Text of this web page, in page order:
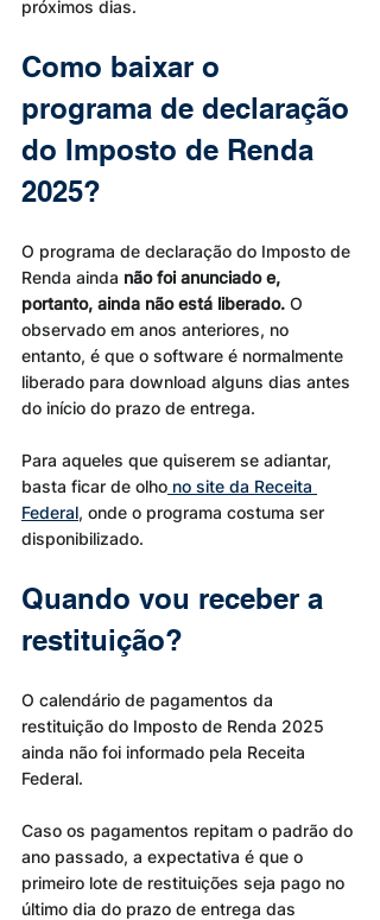
próximos dias.
Como baixar o
programa de declaração
do Imposto de Renda
2025?
O programa de declaração do Imposto de
Renda ainda não foi anunciado e,
portanto, ainda não está liberado. O
observado em anos anteriores, no
entanto, é que o software é normalmente
liberado para download alguns dias antes
do início do prazo de entrega.
Para aqueles que quiserem se adiantar,
basta ficar de olho no site da Receita
Federal, onde o programa costuma ser
disponibilizado.
Quando vou receber a
restituição?
O calendário de pagamentos da
restituição do Imposto de Renda 2025
ainda não foi informado pela Receita
Federal.
Caso os pagamentos repitam o padrão do
ano passado, a expectativa é que o
primeiro lote de restituições seja pago no
último dia do prazo de entrega das